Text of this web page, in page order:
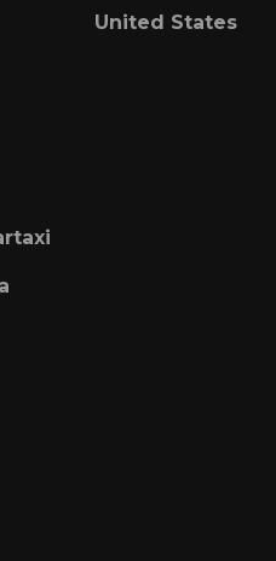
United States